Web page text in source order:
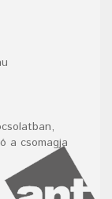
a csomagja